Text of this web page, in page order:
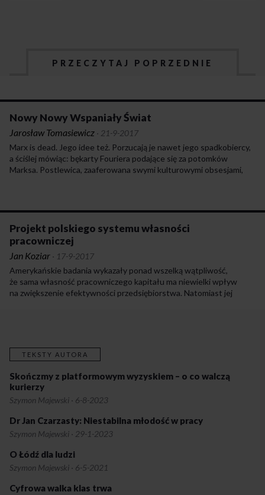
PRZECZYTAJ POPRZEDNIE
Nowy Nowy Wspaniały Świat
Jarosław Tomasiewicz · 21-9-2017
Marx is dead. Jego idee też. Porzucają je nawet jego spadkobiercy,
a ściślej mówiąc: bękarty Fouriera podające się za potomków
Marksa. Postlewica, zaaferowana swymi kulturowymi obsesjami,
wypisane zostało nowe hasło: WYZWOLENIE OD PRACY. Już
nie „Pracy i chleba” domagają się współcześni lewacy – ale „Chleba
i igrzysk”.
Projekt polskiego systemu własności
pracowniczej
Jan Koziar · 17-9-2017
Amerykańskie badania wykazały ponad wszelką wątpliwość,
że sama własność pracowniczego kapitału ma niewielki wpływ
na zwiększenie efektywności przedsiębiorstwa. Natomiast jej
TEKSTY AUTORA
Skończmy z platformowym wyzyskiem – o co walczą
kurierzy
Szymon Majewski · 6-8-2023
Dr Jan Czarzasty: Niestabilna młodość w pracy
Szymon Majewski · 29-1-2023
O Łódź dla ludzi
Szymon Majewski · 6-5-2021
Cyfrowa walka klas trwa